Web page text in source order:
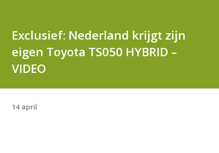
Exclusief: Nederland krijgt zijn
eigen Toyota TS050 HYBRID –
VIDEO
14 april